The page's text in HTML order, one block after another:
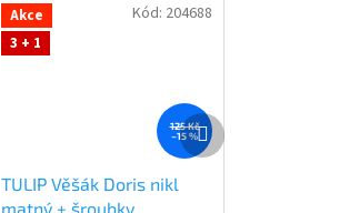
Akce
3 + 1
125 Kč
–15 %
TULIP Věšák Doris nikl
matný + šroubky
Kód: 204688
Další
produkt